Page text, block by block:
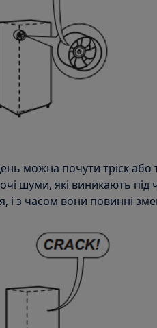
можна почути тріск або
шуми, які виникають під
і з часом вони повинні